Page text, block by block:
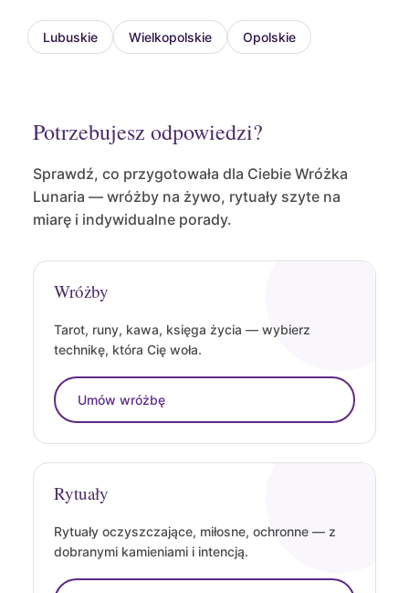
Lubuskie Wielkopolskie Opolskie
Potrzebujesz odpowiedzi?
Sprawdź, co przygotowała dla Ciebie Wróżka
Lunaria — wróżby na żywo, rytuały szyte na
miarę i indywidualne porady.
Wróżby
Tarot, runy, kawa, księga życia — wybierz
technikę, która Cię woła.
Umów wróżbę
Rytuały
Rytuały oczyszczające, miłosne, ochronne — z
dobranymi kamieniami i intencją.